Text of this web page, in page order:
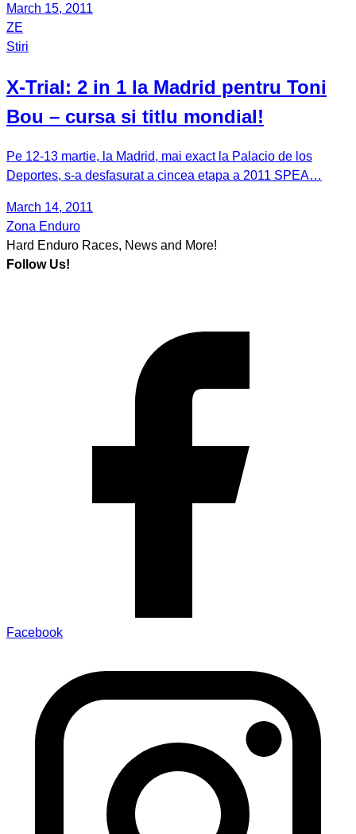
March 15, 2011
ZE
Stiri
X-Trial: 2 in 1 la Madrid pentru Toni
Bou – cursa si titlu mondial!
Pe 12-13 martie, la Madrid, mai exact la Palacio de los
Deportes, s-a desfasurat a cincea etapa a 2011 SPEA…
March 14, 2011
Zona Enduro
Hard Enduro Races, News and More!
Follow Us!
Facebook